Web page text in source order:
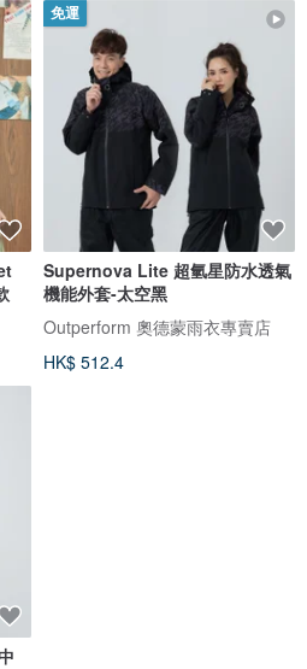
免運
Supernova Lite 超氫星防水透氣
機能外套-太空黑
Outperform 奧德蒙雨衣專賣店
HK$ 512.4